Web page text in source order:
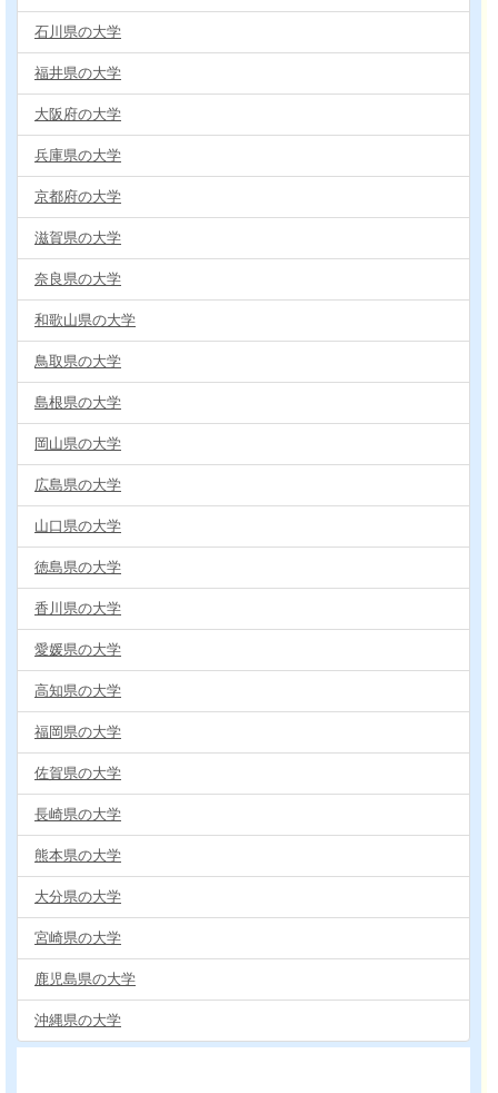
石川県の大学
福井県の大学
大阪府の大学
兵庫県の大学
京都府の大学
滋賀県の大学
奈良県の大学
和歌山県の大学
鳥取県の大学
島根県の大学
岡山県の大学
広島県の大学
山口県の大学
徳島県の大学
香川県の大学
愛媛県の大学
高知県の大学
福岡県の大学
佐賀県の大学
長崎県の大学
熊本県の大学
大分県の大学
宮崎県の大学
鹿児島県の大学
沖縄県の大学